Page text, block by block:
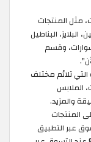
مثل المنتجات
البلايز، البناطيل
وقسم
تلائم مختلف
الملابس
والمزيد.
بين 40-50% على المنتجات
عبر التطبيق